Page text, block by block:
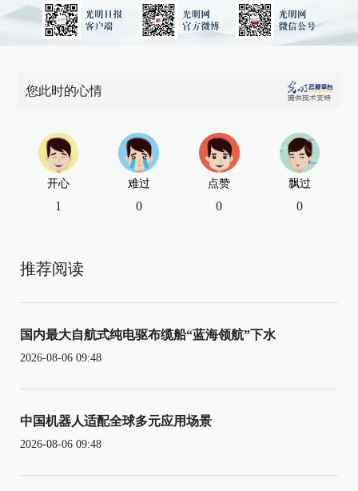
您此时的心情
开心
1
难过
0
点赞
0
飘过
0
推荐阅读
国内最大自航式纯电驱布缆船“蓝海领航”下水
2026-08-06 09:48
中国机器人适配全球多元应用场景
2026-08-06 09:48